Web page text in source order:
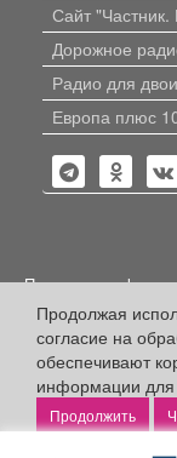
Продолжая
согласие на
обеспечивают
информации для
Сайт "Частник.
Дорожное
Радио для
Европа плюс
Политика
Публикации с
«Партнёрский
Редакция сайта не
информации,
объявлениях.